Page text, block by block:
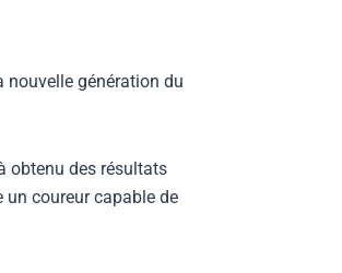
nouvelle génération du
obtenu des résultats
un coureur capable de